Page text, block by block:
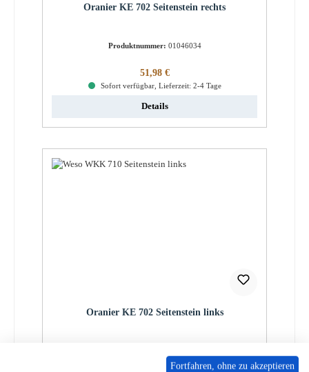
Oranier KE 702 Seitenstein rechts
Produktnummer: 01046034
Regulärer Preis:
51,98 €
Sofort verfügbar, Lieferzeit: 2-4 Tage
Details
Oranier KE 702 Seitenstein links
Fortfahren, ohne zu akzeptieren